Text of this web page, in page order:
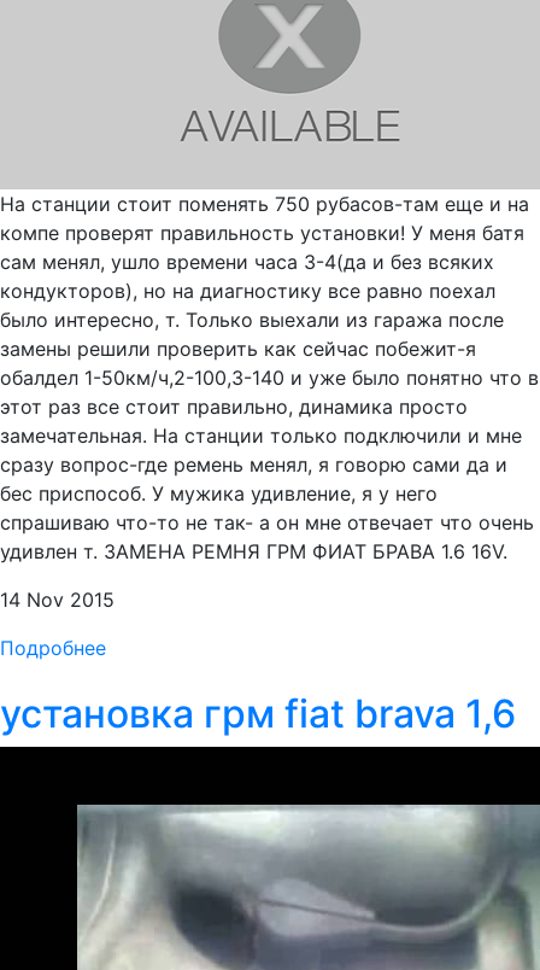
На станции стоит поменять 750 рубасов-там еще и на
компе проверят правильность установки! У меня батя
сам менял, ушло времени часа 3-4(да и без всяких
кондукторов), но на диагностику все равно поехал
было интересно, т. Только выехали из гаража после
замены решили проверить как сейчас побежит-я
обалдел 1-50км/ч,2-100,3-140 и уже было понятно что в
этот раз все стоит правильно, динамика просто
замечательная. На станции только подключили и мне
сразу вопрос-где ремень менял, я говорю сами да и
бес приспособ. У мужика удивление, я у него
спрашиваю что-то не так- а он мне отвечает что очень
удивлен т. ЗАМЕНА РЕМНЯ ГРМ ФИАТ БРАВА 1.6 16V.
14 Nov 2015
Подробнее
установка грм fiat brava 1,6